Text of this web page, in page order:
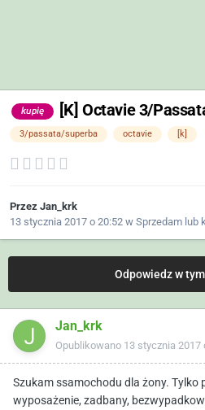
kupię [K] Octavie 3/
3/passata/superba octavie [k]
Przez Jan_krk
13 stycznia 2017 o 20:52 w Sprzedam lub
Odpowiedz w
Jan_krk
Opublikowano 13 stycznia 2017
Szukam ssamochodu dla żony. Tylko
wyposażenie, zadbany,